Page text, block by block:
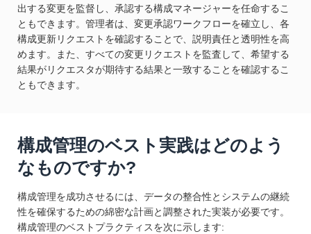
出する変更を監督し、承認する構成マネージャーを任命するこ
ともできます。管理者は、変更承認ワークフローを確立し、各
構成更新リクエストを確認することで、説明責任と透明性を高
めます。また、すべての変更リクエストを監査して、希望する
結果がリクエスタが期待する結果と一致することを確認するこ
ともできます。
構成管理のベスト実践はどのよう
なものですか?
構成管理を成功させるには、データの整合性とシステムの継続
性を確保するための綿密な計画と調整された実装が必要です。
構成管理のベストプラクティスを次に示します: